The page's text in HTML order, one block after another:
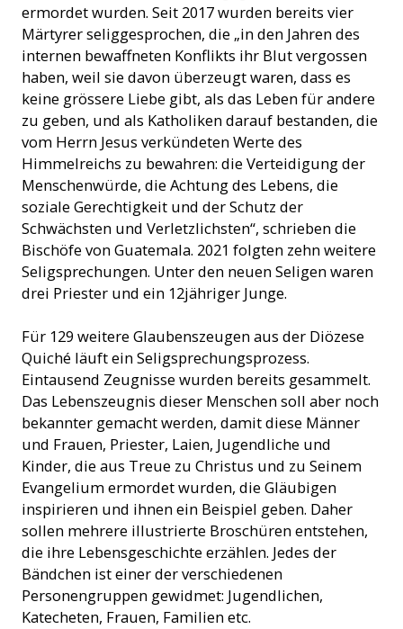
ermordet wurden. Seit 2017 wurden bereits vier
Märtyrer seliggesprochen, die „in den Jahren des
internen bewaffneten Konflikts ihr Blut vergossen
haben, weil sie davon überzeugt waren, dass es
keine grössere Liebe gibt, als das Leben für andere
zu geben, und als Katholiken darauf bestanden, die
vom Herrn Jesus verkündeten Werte des
Himmelreichs zu bewahren: die Verteidigung der
Menschenwürde, die Achtung des Lebens, die
soziale Gerechtigkeit und der Schutz der
Schwächsten und Verletzlichsten“, schrieben die
Bischöfe von Guatemala. 2021 folgten zehn weitere
Seligsprechungen. Unter den neuen Seligen waren
drei Priester und ein 12jähriger Junge.
Für 129 weitere Glaubenszeugen aus der Diözese
Quiché läuft ein Seligsprechungsprozess.
Eintausend Zeugnisse wurden bereits gesammelt.
Das Lebenszeugnis dieser Menschen soll aber noch
bekannter gemacht werden, damit diese Männer
und Frauen, Priester, Laien, Jugendliche und
Kinder, die aus Treue zu Christus und zu Seinem
Evangelium ermordet wurden, die Gläubigen
inspirieren und ihnen ein Beispiel geben. Daher
sollen mehrere illustrierte Broschüren entstehen,
die ihre Lebensgeschichte erzählen. Jedes der
Bändchen ist einer der verschiedenen
Personengruppen gewidmet: Jugendlichen,
Katecheten, Frauen, Familien etc.